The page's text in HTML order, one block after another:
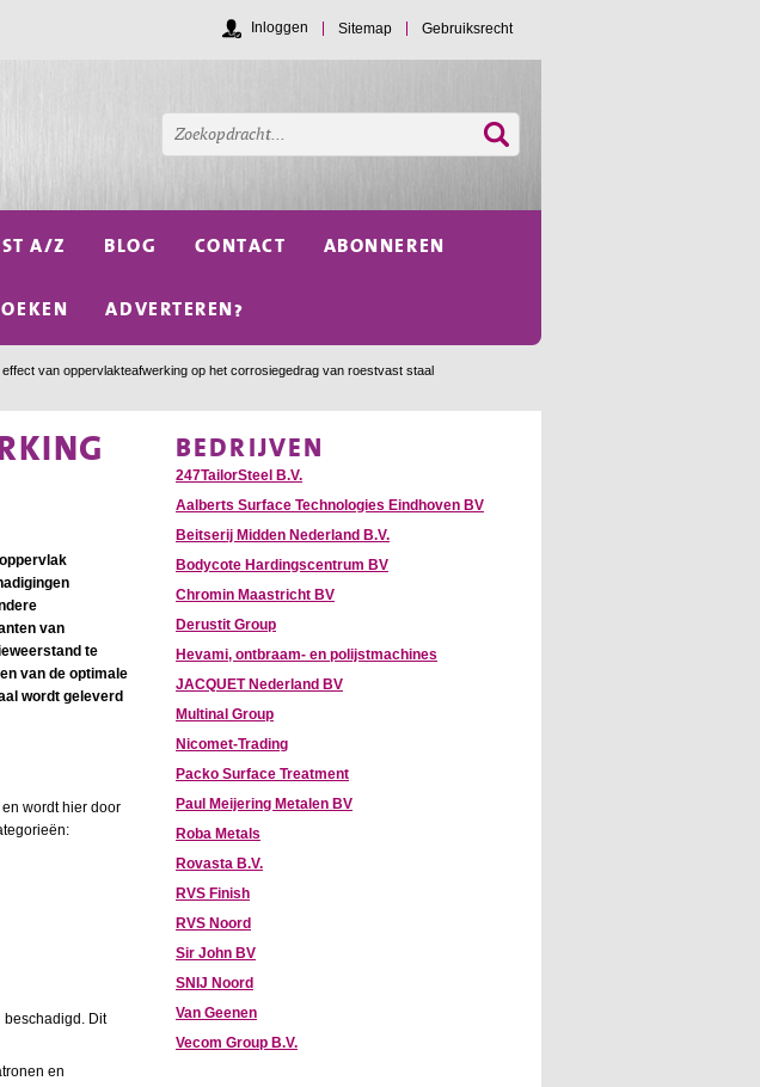
Sitemap Gebruiksrecht
Inloggen
A/Z BLOG CONTACT ABONNEREN
ADVERTEREN?
effect van oppervlakteafwerking op het corrosiegedrag van roestvast staal
van
te
van de optimale
wordt geleverd
wordt hier door
beschadigd. Dit
en
BEDRIJVEN
247TailorSteel B.V.
Aalberts Surface Technologies Eindhoven BV
Beitserij Midden Nederland B.V.
Bodycote Hardingscentrum BV
Chromin Maastricht BV
Derustit Group
Hevami, ontbraam- en polijstmachines
JACQUET Nederland BV
Multinal Group
Nicomet-Trading
Packo Surface Treatment
Paul Meijering Metalen BV
Roba Metals
Rovasta B.V.
RVS Finish
RVS Noord
Sir John BV
SNIJ Noord
Van Geenen
Vecom Group B.V.